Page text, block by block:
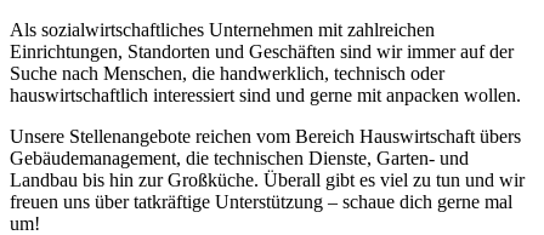
Als sozialwirtschaftliches Unternehmen mit zahlreichen
Einrichtungen, Standorten und Geschäften sind wir immer auf der
Suche nach Menschen, die handwerklich, technisch oder
hauswirtschaftlich interessiert sind und gerne mit anpacken wollen.
Unsere Stellenangebote reichen vom Bereich Hauswirtschaft übers
Gebäudemanagement, die technischen Dienste, Garten- und
Landbau bis hin zur Großküche. Überall gibt es viel zu tun und wir
freuen uns über tatkräftige Unterstützung – schaue dich gerne mal
um!